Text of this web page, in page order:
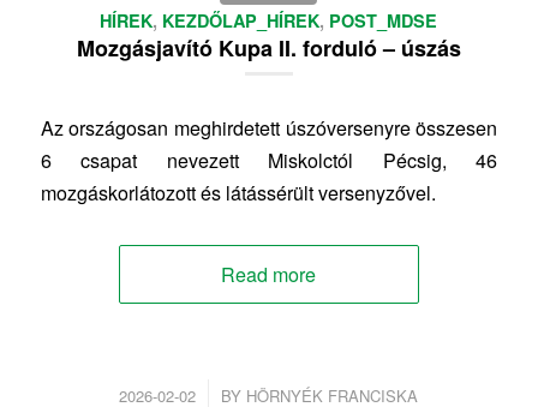
HÍREK, KEZDŐLAP_HÍREK, POST_MDSE
Mozgásjavító Kupa II. forduló – úszás
Az országosan meghirdetett úszóversenyre összesen
6 csapat nevezett Miskolctól Pécsig, 46
mozgáskorlátozott és látássérült versenyzővel.
Read more
2026-02-02
/ BY HÖRNYÉK FRANCISKA